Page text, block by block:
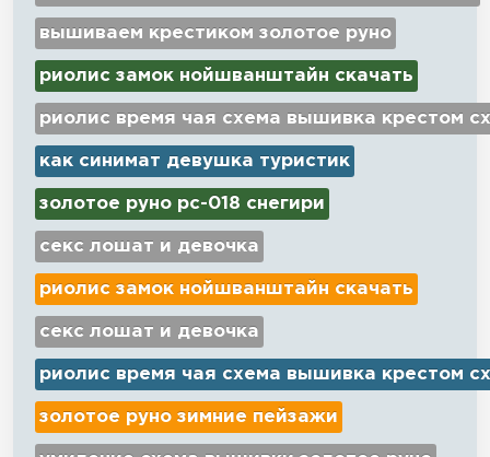
вышиваем крестиком золотое руно
риолис замок нойшванштайн скачать
риолис время чая схема вышивка крестом
как синимат девушка туристик
золотое руно рс-018 снегири
секс лошат и девочка
риолис замок нойшванштайн скачать
секс лошат и девочка
риолис время чая схема вышивка крестом
золотое руно зимние пейзажи